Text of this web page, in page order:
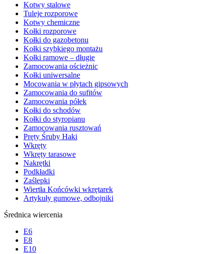
Kotwy stalowe
Tuleje rozporowe
Kotwy chemiczne
Kołki rozporowe
Kołki do gazobetonu
Kołki szybkiego montażu
Kołki ramowe – długie
Zamocowania ościeżnic
Kołki uniwersalne
Mocowania w płytach gipsowych
Zamocowania do sufitów
Zamocowania półek
Kołki do schodów
Kołki do styropianu
Zamocowania rusztowań
Pręty Śruby Haki
Wkręty
Wkręty tarasowe
Nakrętki
Podkładki
Zaślepki
Wiertła Końcówki wkrętarek
Artykuły gumowe, odbojniki
Średnica wiercenia
E6
E8
E10